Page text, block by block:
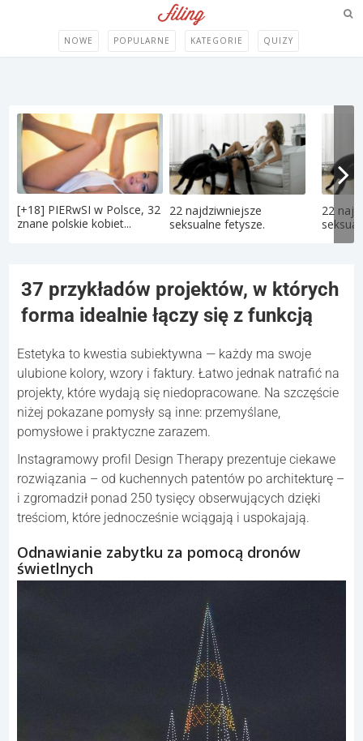
NOWE POPULARNE KATEGORIE QUIZY
[+18] PIERwSI w Polsce, 32
znane polskie kobiet...
22 najdziwniejsze
seksualne fetysze.
22
37 przykładów projektów, w których
forma idealnie łączy się z funkcją
Estetyka to kwestia subiektywna — każdy ma swoje
ulubione kolory, wzory i faktury. Łatwo jednak natrafić na
projekty, które wydają się niedopracowane. Na szczęście
niżej pokazane pomysły są inne: przemyślane,
pomysłowe i praktyczne zarazem.
Instagramowy profil Design Therapy prezentuje ciekawe
rozwiązania – od kuchennych patentów po architekturę –
i zgromadził ponad 250 tysięcy obserwujących dzięki
treściom, które jednocześnie wciągają i uspokajają.
Odnawianie zabytku za pomocą dronów
świetlnych